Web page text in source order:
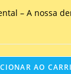
– A nossa
AO